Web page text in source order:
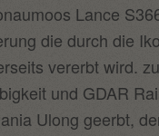
Lance
die durch die
vererbt wird.
und GDAR
Ulong geerbt,